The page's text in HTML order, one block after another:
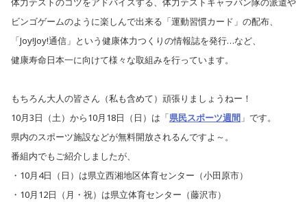
ビンゴゲームのように楽しんで出来る「運動習慣カード」の配布、
「Joy!Joy!通信」という健康体力つくりの情報誌を発行…など、
健康寿命日本一に向けて様々な取組みを行っています。
もちろん大人の皆さん（私も含めて）頑張りましょうねー！
10月3日（土）から10月18日（日）は「県民スポーツ週間 」です。
県内のスポーツ施設などが無料開放されるんですよ～。
番組内でもご紹介しましたが、
・10月4日（日）は県立西湘地区体育センター（小田原市）
・10月12日（月・祝）は県立体育センター（藤沢市）